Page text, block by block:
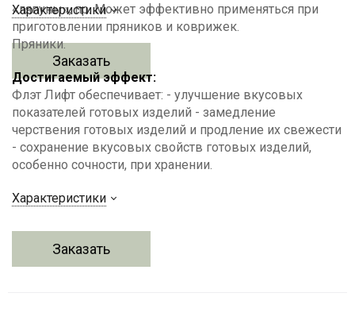
Характеристики
Заказать
«ляпуны», пр. Может эффективно применяться при
приготовлении пряников и коврижек.
Пряники.
Достигаемый эффект:
Флэт Лифт обеспечивает: - улучшение вкусовых
показателей готовых изделий - замедление
черствения готовых изделий и продление их свежести
- сохранение вкусовых свойств готовых изделий,
особенно сочности, при хранении.
Характеристики
Заказать